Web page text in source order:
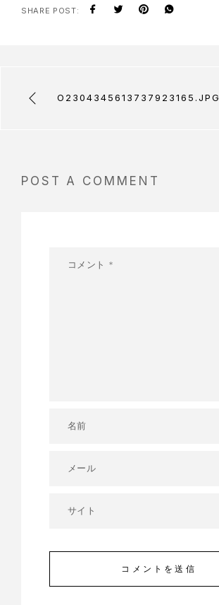
SHARE POST:
O2304345613737923165.JPG
POST A COMMENT
コメントを送信